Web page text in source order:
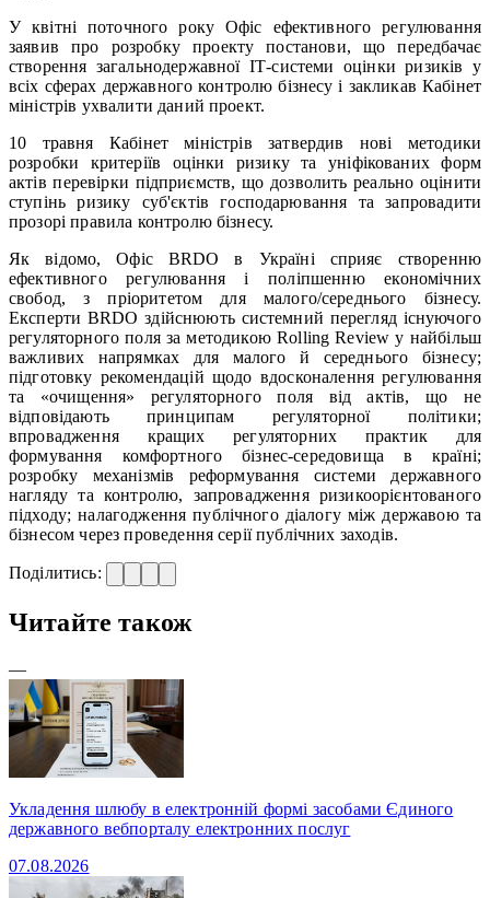
У квітні поточного року Офіс ефективного регулювання
заявив про розробку проекту постанови, що передбачає
створення загальнодержавної ІТ-системи оцінки ризиків у
всіх сферах державного контролю бізнесу і закликав Кабінет
міністрів ухвалити даний проект.
10 травня Кабінет міністрів затвердив нові методики
розробки критеріїв оцінки ризику та уніфікованих форм
актів перевірки підприємств, що дозволить реально оцінити
ступінь ризику суб'єктів господарювання та запровадити
прозорі правила контролю бізнесу.
Як відомо, Офіс BRDO в Україні сприяє створенню
ефективного регулювання і поліпшенню економічних
свобод, з пріоритетом для малого/середнього бізнесу.
Експерти BRDO здійснюють системний перегляд існуючого
регуляторного поля за методикою Rolling Review у найбільш
важливих напрямках для малого й середнього бізнесу;
підготовку рекомендацій щодо вдосконалення регулювання
та «очищення» регуляторного поля від актів, що не
відповідають принципам регуляторної політики;
впровадження кращих регуляторних практик для
формування комфортного бізнес-середовища в країні;
розробку механізмів реформування системи державного
нагляду та контролю, запровадження ризикоорієнтованого
підходу; налагодження публічного діалогу між державою та
бізнесом через проведення серії публічних заходів.
Поділитись:
Читайте також
—
Укладення шлюбу в електронній формі засобами Єдиного
державного вебпорталу електронних послуг
07.08.2026